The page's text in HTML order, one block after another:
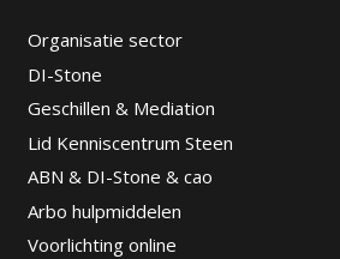
Organisatie sector
DI-Stone
Geschillen & Mediation
Lid Kenniscentrum Steen
ABN & DI-Stone & cao
Arbo hulpmiddelen
Voorlichting online